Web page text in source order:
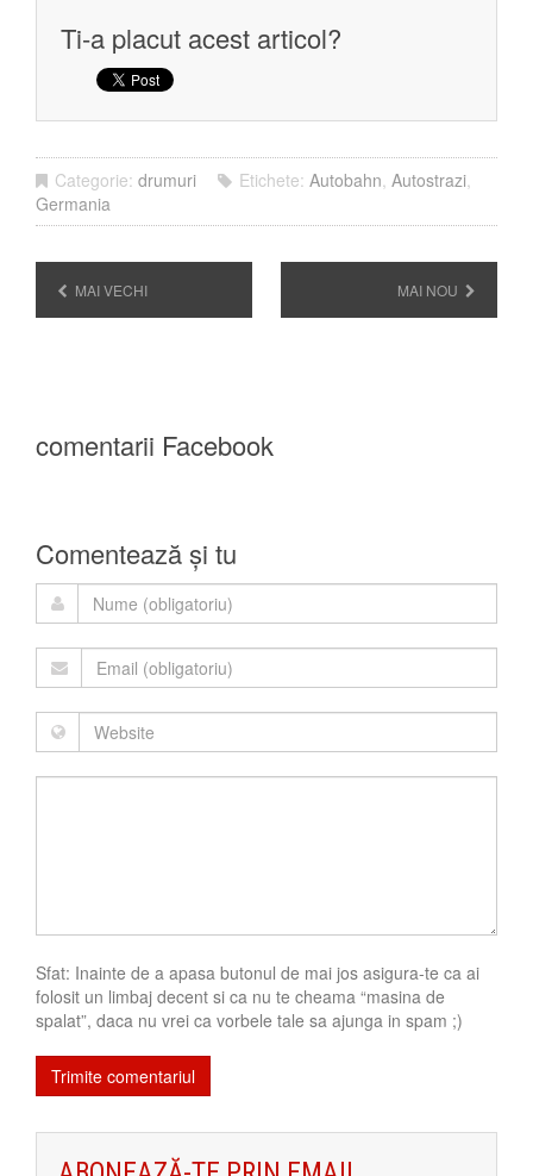
Ti-a placut acest articol?
Categorie: drumuri Etichete: Autobahn, Autostrazi,
Germania
MAI VECHI MAI NOU
comentarii Facebook
Comentează și tu
Sfat: Inainte de a apasa butonul de mai jos asigura-te ca ai
folosit un limbaj decent si ca nu te cheama “masina de
spalat”, daca nu vrei ca vorbele tale sa ajunga in spam ;)